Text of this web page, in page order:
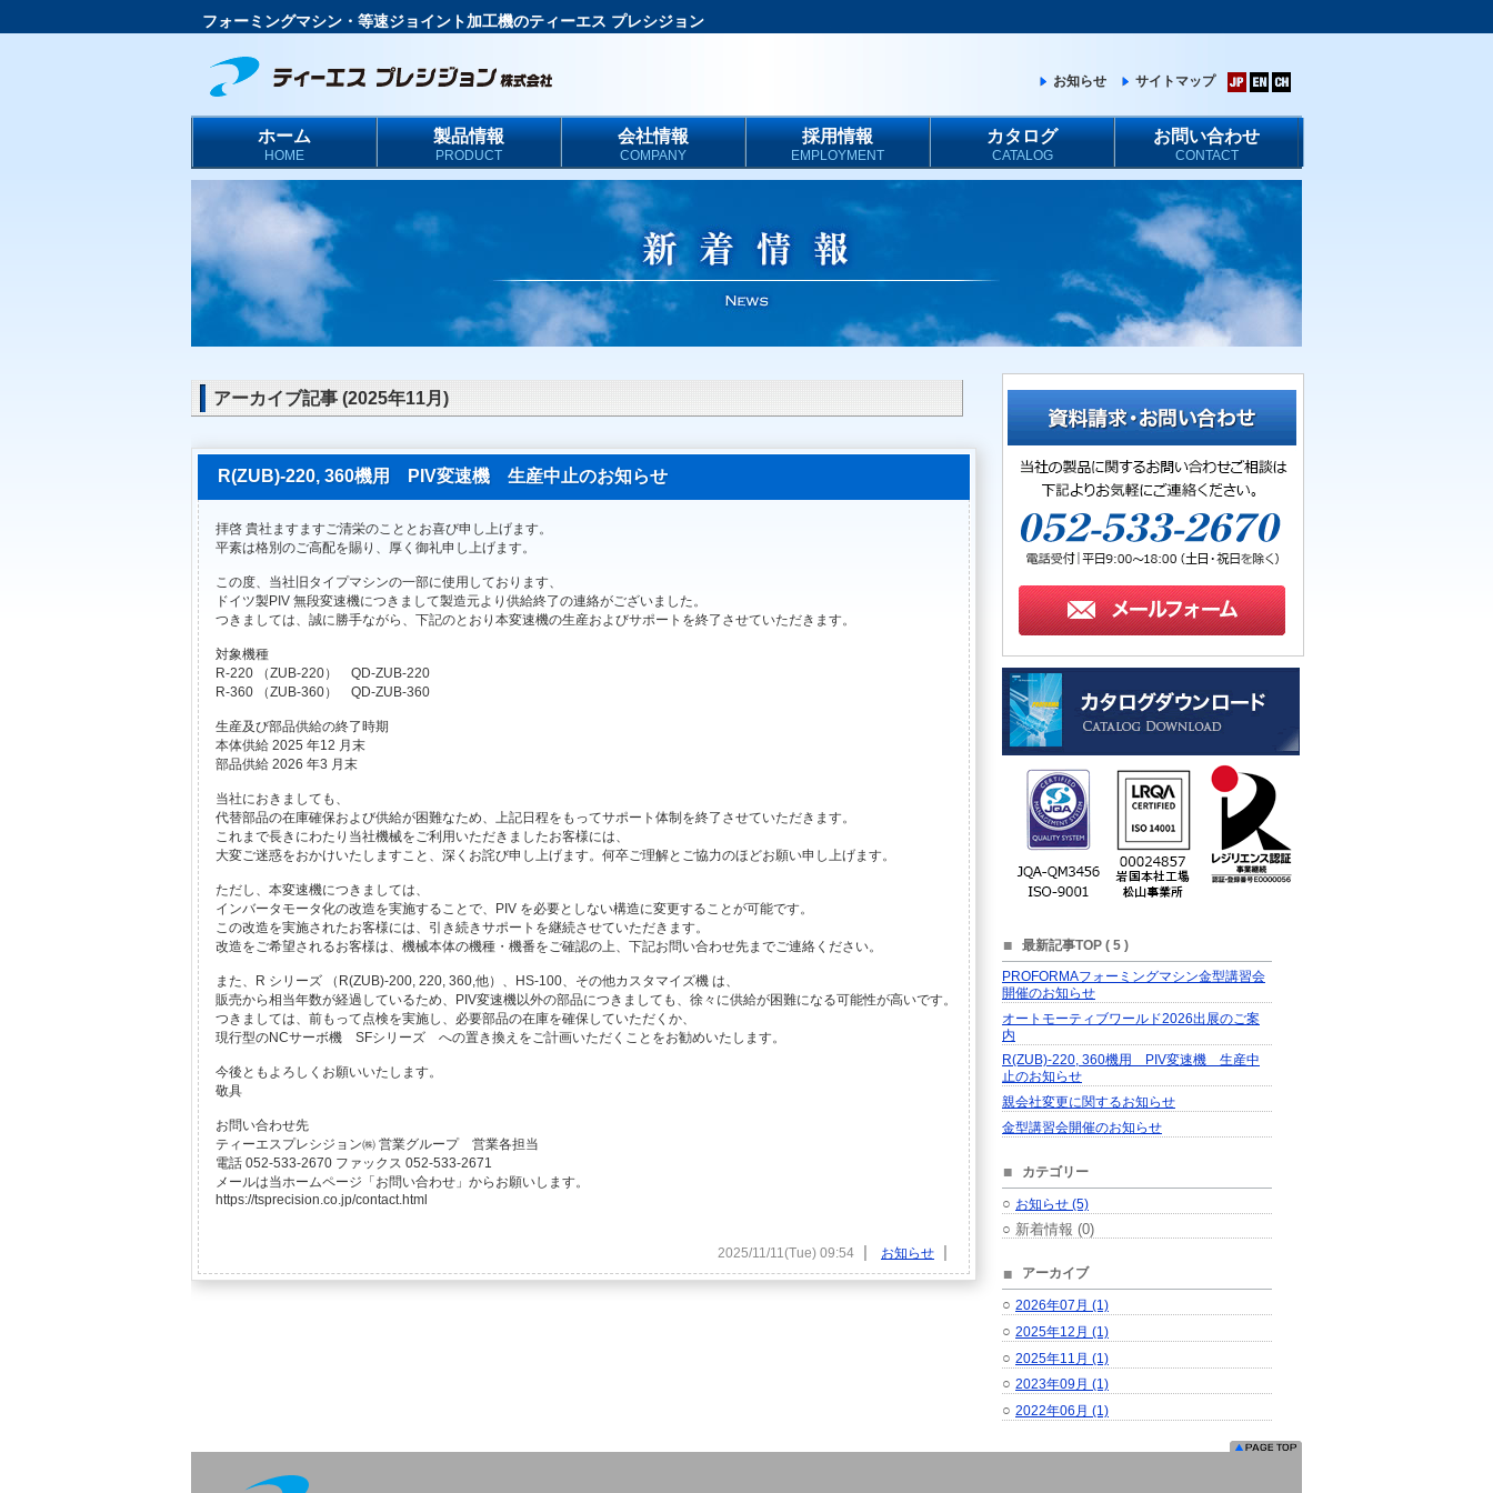
フォーミングマシン・等速ジョイント加工機のティーエス プレシジョン
お知らせ サイトマップ
ホーム
HOME
製品情報
PRODUCT
会社情報
COMPANY
採用情報
EMPLOYMENT
カタログ
CATALOG
お問い合わせ
CONTACT
最新記事TOP ( 5 )
PROFORMAフォーミングマシン金型講習会
開催のお知らせ
オートモーティブワールド2026出展のご案
内
R(ZUB)-220, 360機用 PIV変速機 生産中
止のお知らせ
親会社変更に関するお知らせ
金型講習会開催のお知らせ
カテゴリー
○ お知らせ (5)
○ 新着情報 (0)
アーカイブ
○ 2026年07月 (1)
○ 2025年12月 (1)
○ 2025年11月 (1)
○ 2023年09月 (1)
○ 2022年06月 (1)
アーカイブ記事 (2025年11月)
R(ZUB)-220, 360機用 PIV変速機 生産中止のお知らせ
拝啓 貴社ますますご清栄のこととお喜び申し上げます。
平素は格別のご高配を賜り、厚く御礼申し上げます。
この度、当社旧タイプマシンの一部に使用しております、
ドイツ製PIV 無段変速機につきまして製造元より供給終了の連絡がございました。
つきましては、誠に勝手ながら、下記のとおり本変速機の生産およびサポートを終了させていただきます。
対象機種
R-220 （ZUB-220） QD-ZUB-220
R-360 （ZUB-360） QD-ZUB-360
生産及び部品供給の終了時期
本体供給 2025 年12 月末
部品供給 2026 年3 月末
当社におきましても、
代替部品の在庫確保および供給が困難なため、上記日程をもってサポート体制を終了させていただきます。
これまで長きにわたり当社機械をご利用いただきましたお客様には、
大変ご迷惑をおかけいたしますこと、深くお詫び申し上げます。何卒ご理解とご協力のほどお願い申し上げます。
ただし、本変速機につきましては、
インバータモータ化の改造を実施することで、PIV を必要としない構造に変更することが可能です。
この改造を実施されたお客様には、引き続きサポートを継続させていただきます。
改造をご希望されるお客様は、機械本体の機種・機番をご確認の上、下記お問い合わせ先までご連絡ください。
また、R シリーズ （R(ZUB)-200, 220, 360,他）、HS-100、その他カスタマイズ機 は、
販売から相当年数が経過しているため、PIV変速機以外の部品につきましても、徐々に供給が困難になる可能性が高いです。
つきましては、前もって点検を実施し、必要部品の在庫を確保していただくか、
現行型のNCサーボ機 SFシリーズ への置き換えをご計画いただくことをお勧めいたします。
今後ともよろしくお願いいたします。
敬具
お問い合わせ先
ティーエスプレシジョン㈱ 営業グループ 営業各担当
電話 052-533-2670 ファックス 052-533-2671
メールは当ホームページ「お問い合わせ」からお願いします。
https://tsprecision.co.jp/contact.html
2025/11/11(Tue) 09:54 お知らせ